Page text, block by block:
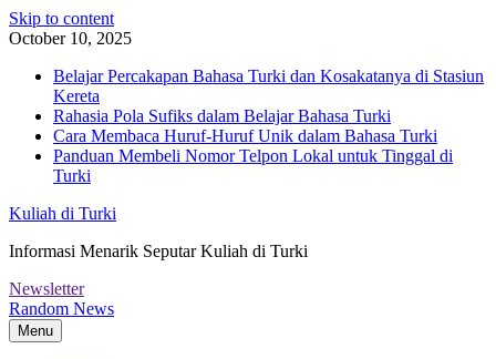
Skip to content
October 10, 2025
Belajar Percakapan Bahasa Turki dan Kosakatanya di Stasiun
Kereta
Rahasia Pola Sufiks dalam Belajar Bahasa Turki
Cara Membaca Huruf-Huruf Unik dalam Bahasa Turki
Panduan Membeli Nomor Telpon Lokal untuk Tinggal di
Turki
Kuliah di Turki
Informasi Menarik Seputar Kuliah di Turki
Newsletter
Random News
Menu